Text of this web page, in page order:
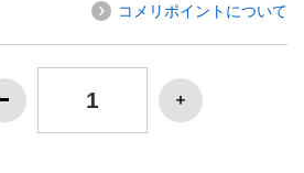
コメリポイントについて